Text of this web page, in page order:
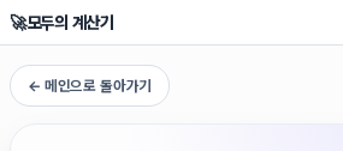
🚀모두의 계산기
← 메인으로 돌아가기